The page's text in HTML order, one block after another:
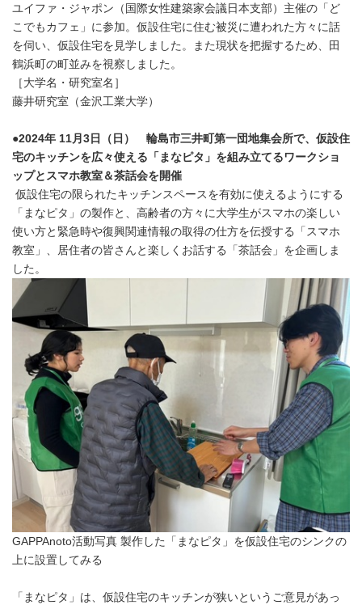
ユイファ・ジャポン（国際女性建築家会議日本支部）主催の「ど
こでもカフェ」に参加。仮設住宅に住む被災に遭われた方々に話
を伺い、仮設住宅を見学しました。また現状を把握するため、田
鶴浜町の町並みを視察しました。
［大学名・研究室名］
藤井研究室（金沢工業大学）
●2024年 11月3日（日） 輪島市三井町第一団地集会所で、仮設住
宅のキッチンを広々使える「まなピタ」を組み立てるワークショ
ップとスマホ教室＆茶話会を開催
仮設住宅の限られたキッチンスペースを有効に使えるようにする
「まなピタ」の製作と、高齢者の方々に大学生がスマホの楽しい
使い方と緊急時や復興関連情報の取得の仕方を伝授する「スマホ
教室」、居住者の皆さんと楽しくお話する「茶話会」を企画しま
した。
GAPPAnoto活動写真 製作した「まなピタ」を仮設住宅のシンクの
上に設置してみる
「まなピタ」は、仮設住宅のキッチンが狭いというご意見があっ